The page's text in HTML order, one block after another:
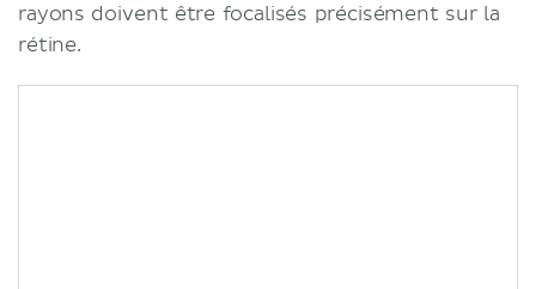
rayons doivent être focalisés précisément sur la
rétine.